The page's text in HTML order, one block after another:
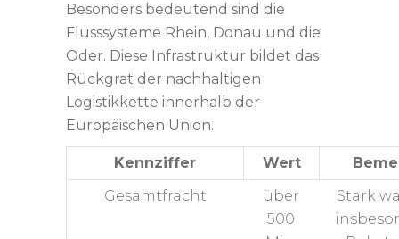
Besonders bedeutend sind die
Flusssysteme Rhein, Donau und die
Oder. Diese Infrastruktur bildet das
Rückgrat der nachhaltigen
Logistikkette innerhalb der
Europäischen Union.
Kennziffer Wert
Gesamtfracht
über
500
Stark